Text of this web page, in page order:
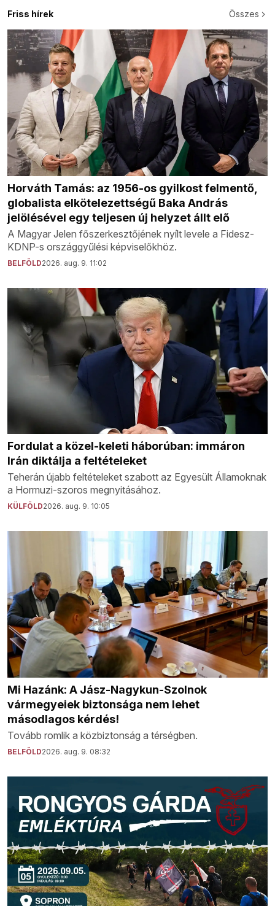
Friss hírek Összes
Horváth Tamás: az 1956-os gyilkost felmentő,
globalista elkötelezettségű Baka András
jelölésével egy teljesen új helyzet állt elő
A Magyar Jelen főszerkesztőjének nyílt levele a Fidesz-
KDNP-s országgyűlési képviselőkhöz.
BELFÖLD2026. aug. 9. 11:02
Fordulat a közel-keleti háborúban: immáron
Irán diktálja a feltételeket
Teherán újabb feltételeket szabott az Egyesült Államoknak
a Hormuzi-szoros megnyitásához.
KÜLFÖLD2026. aug. 9. 10:05
Mi Hazánk: A Jász-Nagykun-Szolnok
vármegyeiek biztonsága nem lehet
másodlagos kérdés!
Tovább romlik a közbiztonság a térségben.
BELFÖLD2026. aug. 9. 08:32